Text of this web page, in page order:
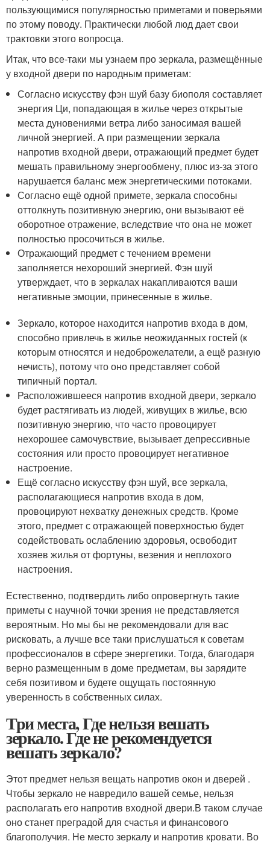
пользующимися популярностью приметами и поверьями
по этому поводу. Практически любой люд дает свои
трактовки этого вопросца.
Итак, что все-таки мы узнаем про зеркала, размещённые
у входной двери по народным приметам:
Согласно искусству фэн шуй базу биополя составляет
энергия Ци, попадающая в жилье через открытые
места дуновениями ветра либо заносимая вашей
личной энергией. А при размещении зеркала
напротив входной двери, отражающий предмет будет
мешать правильному энергообмену, плюс из-за этого
нарушается баланс меж энергетическими потоками.
Согласно ещё одной примете, зеркала способны
оттолкнуть позитивную энергию, они вызывают её
оборотное отражение, вследствие что она не может
полностью просочиться в жилье.
Отражающий предмет с течением времени
заполняется нехороший энергией. Фэн шуй
утверждает, что в зеркалах накапливаются ваши
негативные эмоции, принесенные в жилье.
Зеркало, которое находится напротив входа в дом,
способно привлечь в жилье неожиданных гостей (к
которым относятся и недоброжелатели, а ещё разную
нечисть), потому что оно представляет собой
типичный портал.
Расположившееся напротив входной двери, зеркало
будет растягивать из людей, живущих в жилье, всю
позитивную энергию, что часто провоцирует
нехорошее самочувствие, вызывает депрессивные
состояния или просто провоцирует негативное
настроение.
Ещё согласно искусству фэн шуй, все зеркала,
располагающиеся напротив входа в дом,
провоцируют нехватку денежных средств. Кроме
этого, предмет с отражающей поверхностью будет
содействовать ослаблению здоровья, освободит
хозяев жилья от фортуны, везения и неплохого
настроения.
Естественно, подтвердить либо опровергнуть такие
приметы с научной точки зрения не представляется
вероятным. Но мы бы не рекомендовали для вас
рисковать, а лучше все таки прислушаться к советам
профессионалов в сфере энергетики. Тогда, благодаря
верно размещенным в доме предметам, вы зарядите
себя позитивом и будете ощущать постоянную
уверенность в собственных силах.
Три места, Где нельзя вешать
зеркало. Где не рекомендуется
вешать зеркало?
Этот предмет нельзя вещать напротив окон и дверей .
Чтобы зеркало не навредило вашей семье, нельзя
располагать его напротив входной двери.В таком случае
оно станет преградой для счастья и финансового
благополучия. Не место зеркалу и напротив кровати. Во